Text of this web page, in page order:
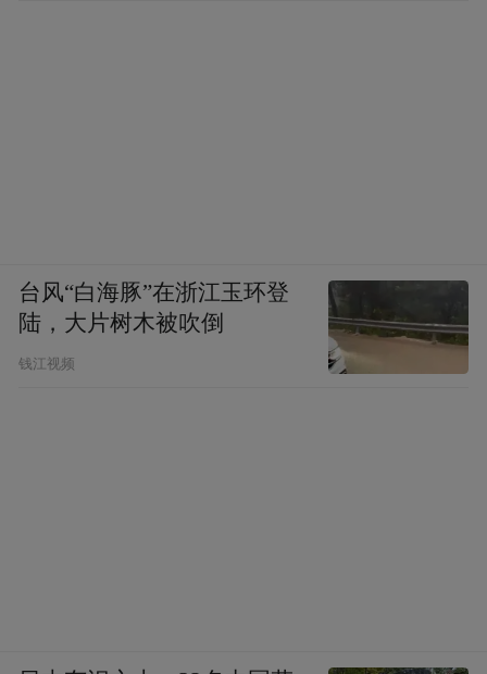
台风“白海豚”在浙江玉环登
陆，大片树木被吹倒
钱江视频